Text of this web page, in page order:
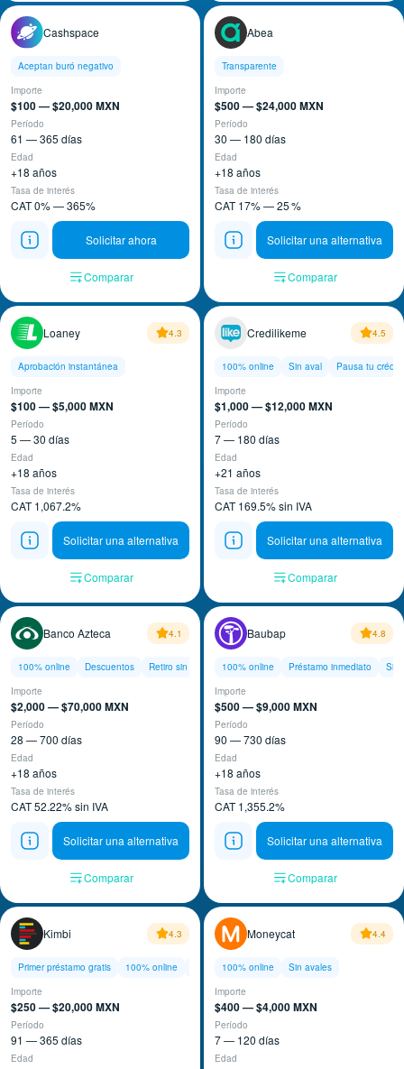
Cashspace
Aceptan buró negativo
Importe
$100 — $20,000 MXN
Período
61 — 365 días
Edad
+18 años
Tasa de interés
CAT 0% — 365%
Solicitar ahora
Comparar
Abea
Transparente
Importe
$500 — $24,000 MXN
Período
30 — 180 días
Edad
+18 años
Tasa de interés
CAT 17% — 25 %
Solicitar una alternativa
Comparar
Loaney 4.3
Aprobación instantánea
Importe
$100 — $5,000 MXN
Período
5 — 30 días
Edad
+18 años
Tasa de interés
CAT 1,067.2%
Solicitar una alternativa
Comparar
Credilikeme 4.5
100% online Sin aval
Pausa tu crédito
Importe
$1,000 — $12,000 MXN
Período
7 — 180 días
Edad
+21 años
Tasa de interés
CAT 169.5% sin IVA
Solicitar una alternativa
Comparar
Banco Azteca 4.1
100% online Descuentos
Retiro sin tarjeta
Importe
$2,000 — $70,000 MXN
Período
28 — 700 días
Edad
+18 años
Tasa de interés
CAT 52.22% sin IVA
Solicitar una alternativa
Comparar
Baubap 4.8
100% online Préstamo inmediato
Sin
Importe
$500 — $9,000 MXN
Período
90 — 730 días
Edad
+18 años
Tasa de interés
CAT 1,355.2%
Solicitar una alternativa
Comparar
Kimbi 4.3
Primer préstamo gratis 100% online
Sin aval
Importe
$250 — $20,000 MXN
Período
91 — 365 días
Edad
Moneycat 4.4
100% online
Sin avales
Importe
$400 — $4,000 MXN
Período
7 — 120 días
Edad